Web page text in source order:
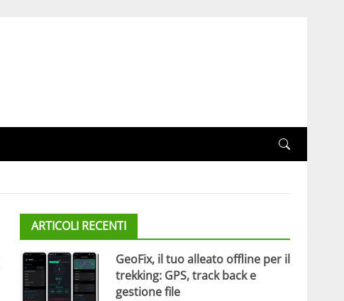
ARTICOLI RECENTI
GeoFix, il tuo alleato offline per il
trekking: GPS, track back e
gestione file